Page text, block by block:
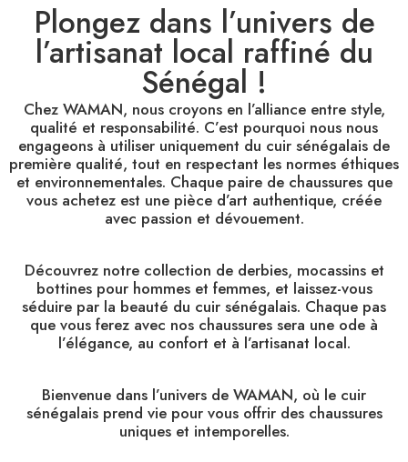
Plongez dans l’univers de
l’artisanat local raffiné du
Sénégal !
Chez WAMAN, nous croyons en l’alliance entre style,
qualité et responsabilité. C’est pourquoi nous nous
engageons à utiliser uniquement du cuir sénégalais de
première qualité, tout en respectant les normes éthiques
et environnementales. Chaque paire de chaussures que
vous achetez est une pièce d’art authentique, créée
avec passion et dévouement.
Découvrez notre collection de derbies, mocassins et
bottines pour hommes et femmes, et laissez-vous
séduire par la beauté du cuir sénégalais. Chaque pas
que vous ferez avec nos chaussures sera une ode à
l’élégance, au confort et à l’artisanat local.
Bienvenue dans l’univers de WAMAN, où le cuir
sénégalais prend vie pour vous offrir des chaussures
uniques et intemporelles.